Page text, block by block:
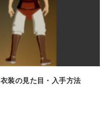
衣装の見た目・入手方法